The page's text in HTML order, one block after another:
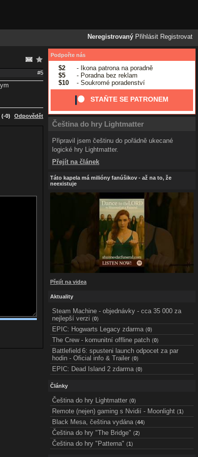
Neregistrovaný Přihlásit Registrovat
#5
0) Odpovědět
Podpořte nás
$2
- Ikona patrona na poradně
$5
- Poradna bez reklam
$10
- Soukromé poradenství
STAŇTE SE PATRONEM
Čeština do hry Lightmatter
Připravil jsem češtinu do pořádně ukecané
logické hry Lightmatter.
Přejít na článek
Táto kapela má milióny fanúšikov - až na to, že
neexistuje
Přejít na videa
Aktuality
Steam Machine - objednávky - cca 35 000 za
nejlepší verzi (0)
EPIC: Hogwarts Legacy zdarma (0)
The Crew - komunitní offline patch (0)
Battlefield 6: spusteni launch odpocet za par
hodin - Oficial info & Trailer (0)
EPIC: Dead Island 2 zdarma (0)
Články
Čeština do hry Lightmatter (0)
Remote (nejen) gaming s Nvidií - Moonlight (1)
Black Mesa, čeština vydána (44)
Čeština do hry "The Bridge" (2)
Čeština do hry "Patterna" (1)